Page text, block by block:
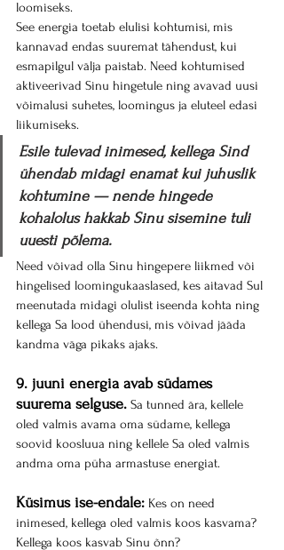
loomiseks.
See energia toetab elulisi kohtumisi, mis
kannavad endas suuremat tähendust, kui
esmapilgul välja paistab. Need kohtumised
aktiveerivad Sinu hingetule ning avavad uusi
võimalusi suhetes, loomingus ja eluteel edasi
liikumiseks.
Esile tulevad inimesed, kellega Sind
ühendab midagi enamat kui juhuslik
kohtumine — nende hingede
kohalolus hakkab Sinu sisemine tuli
uuesti põlema.
Need võivad olla Sinu hingepere liikmed või
hingelised loomingukaaslased, kes aitavad Sul
meenutada midagi olulist iseenda kohta ning
kellega Sa lood ühendusi, mis võivad jääda
kandma väga pikaks ajaks.
9. juuni energia avab südames
suurema selguse. Sa tunned ära, kellele
oled valmis avama oma südame, kellega
soovid koosluua ning kellele Sa oled valmis
andma oma püha armastuse energiat.
Küsimus ise-endale: Kes on need
inimesed, kellega oled valmis koos kasvama?
Kellega koos kasvab Sinu õnn?